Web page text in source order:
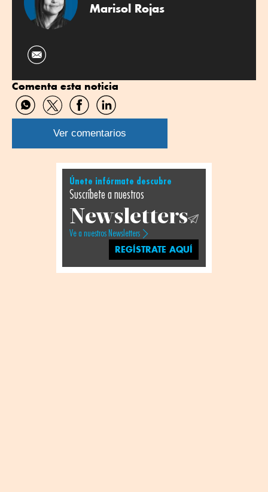
Marisol Rojas
Comenta esta noticia
Compartir
por
WhatsApp
Compartir
por
Twitter
Compartir
por
Facebook
Compartir
por
Linkedin
Ver comentarios
Únete infórmate descubre
Suscríbete a nuestros
Newsletters
Ve a nuestros Newsletters
REGÍSTRATE AQUÍ